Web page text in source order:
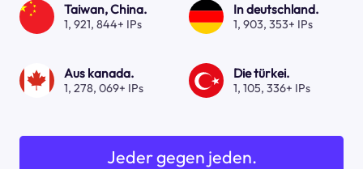
Taiwan, China.
1, 921, 844+ IPs
In deutschland.
1, 903, 353+ IPs
Aus kanada.
1, 278, 069+ IPs
Die türkei.
1, 105, 336+ IPs
Jeder gegen jeden.